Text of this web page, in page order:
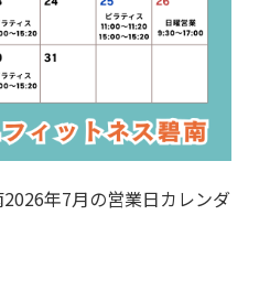
年7月の営業日カレンダ